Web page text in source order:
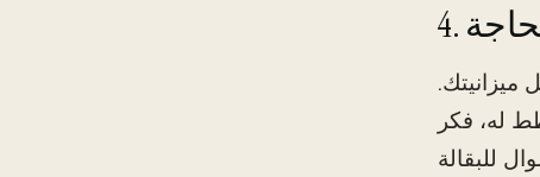
ميزانيتك.
له، فكر